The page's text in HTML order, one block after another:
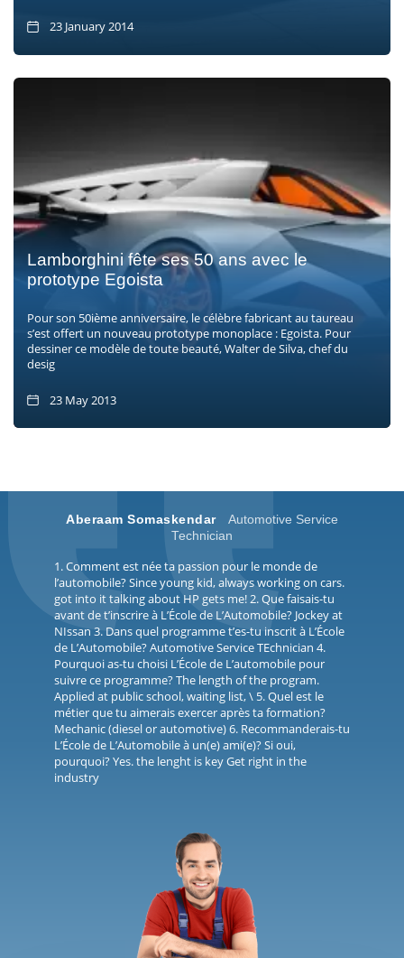
23 January 2014
Lamborghini fête ses 50 ans avec le
prototype Egoista
Pour son 50ième anniversaire, le célèbre fabricant au taureau
s’est offert un nouveau prototype monoplace : Egoista. Pour
dessiner ce modèle de toute beauté, Walter de Silva, chef du
desig
23 May 2013
Aberaam Somaskendar
Automotive Service
Technician
1. Comment est née ta passion pour le monde de
l’automobile? Since young kid, always working on cars.
got into it talking about HP gets me! 2. Que faisais-tu
avant de t’inscrire à L’École de L’Automobile? Jockey at
NIssan 3. Dans quel programme t’es-tu inscrit à L’École
de L’Automobile? Automotive Service TEchnician 4.
Pourquoi as-tu choisi L’École de L’automobile pour
suivre ce programme? The length of the program.
Applied at public school, waiting list, \ 5. Quel est le
métier que tu aimerais exercer après ta formation?
Mechanic (diesel or automotive) 6. Recommanderais-tu
L’École de L’Automobile à un(e) ami(e)? Si oui,
pourquoi? Yes. the lenght is key Get right in the
industry